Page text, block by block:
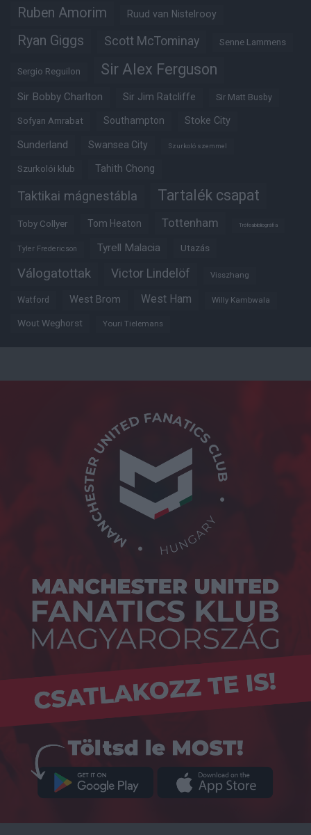
Ruben Amorim Ruud van Nistelrooy
Ryan Giggs Scott McTominay Senne Lammens
Sergio Reguilon Sir Alex Ferguson
Sir Bobby Charlton Sir Jim Ratcliffe Sir Matt Busby
Sofyan Amrabat Southampton Stoke City
Sunderland Swansea City Szurkoló szemmel
Szurkolói klub Tahith Chong
Taktikai mágnestábla Tartalék csapat
Toby Collyer Tom Heaton Tottenham Trófeabibliográfia
Tyler Fredericson Tyrell Malacia Utazás
Válogatottak Victor Lindelöf Visszhang
Watford West Brom West Ham Willy Kambwala
Wout Weghorst Youri Tielemans